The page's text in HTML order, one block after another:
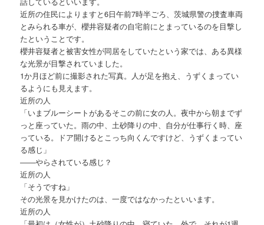
近所の住民によりますと6日午前7時半ごろ、茨城県警の捜査車両
とみられる車が、櫻井容疑者の自宅前にとまっているのを目撃し
たということです。
櫻井容疑者と被害女性が同居をしていたという家では、ある異様
な光景が目撃されていました。
1か月ほど前に撮影された写真。人が足を抱え、うずくまってい
るようにも見えます。
近所の人
「いまブルーシートがあるそこの前に女の人。夜中から朝までず
っと座っていた。雨の中、土砂降りの中、自分が仕事行く時、座
っている。ドア開けるとこっち向くんですけど、うずくまってい
る感じ」
――やらされている感じ？
近所の人
「そうですね」
その光景を見かけたのは、一度ではなかったといいます。
近所の人